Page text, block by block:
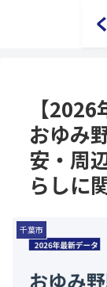
【
おゆみ
安・周
らしに
千葉市